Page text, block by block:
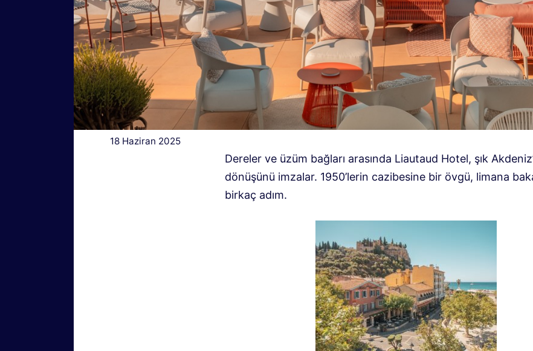
18 Haziran 2025
Dereler ve üzüm bağları arasında Liautaud Hotel, şık
dönüşünü imzalar. 1950’lerin cazibesine bir övgü, limana
birkaç adım.